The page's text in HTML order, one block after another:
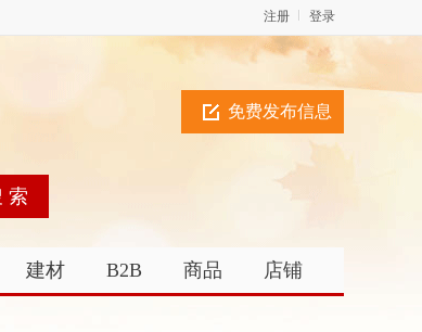
登录
注册
免费发布信息
建材 B2B 商品 店铺